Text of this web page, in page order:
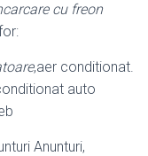
cu freon
,aer conditionat.
auto
Anunturi,